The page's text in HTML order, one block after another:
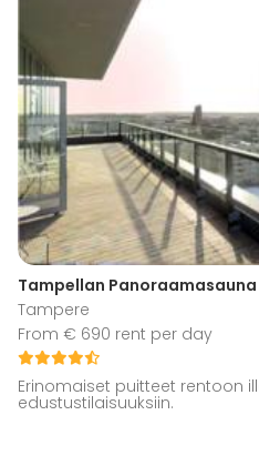
Tampellan Panoraamasauna
Tampere
From € 690 rent per day
Erinomaiset puitteet rentoon
edustustilaisuuksiin.